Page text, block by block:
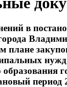
в
плане
нужд
период